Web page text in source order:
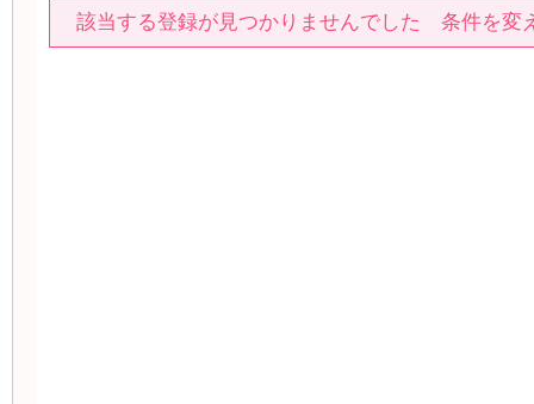
該当する登録が見つかりませんでした 条件を